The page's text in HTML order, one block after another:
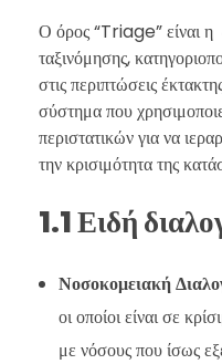
Ο όρος “Triage” είναι η
ταξινόμησης,
στις περιπτώσεις
σύστημα που
περιστατικών για να
την κρισιμότητα της
1.1 Ειδή
Νοσοκομειακή
οι οποίοι είναι σε
με νόσους που ίσως